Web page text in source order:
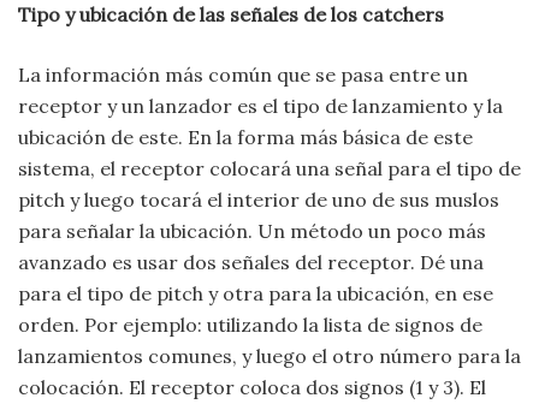
Tipo y ubicación de las señales de los catchers
La información más común que se pasa entre un
receptor y un lanzador es el tipo de lanzamiento y la
ubicación de este. En la forma más básica de este
sistema, el receptor colocará una señal para el tipo de
pitch y luego tocará el interior de uno de sus muslos
para señalar la ubicación. Un método un poco más
avanzado es usar dos señales del receptor. Dé una
para el tipo de pitch y otra para la ubicación, en ese
orden. Por ejemplo: utilizando la lista de signos de
lanzamientos comunes, y luego el otro número para la
colocación. El receptor coloca dos signos (1 y 3). El